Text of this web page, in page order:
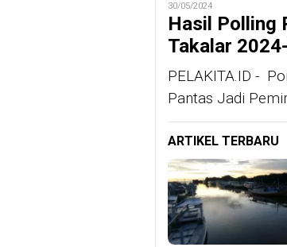
30/05/2024
Hasil Polling
Takalar
PELAKITA.ID -
Pantas Jadi
ARTIKEL TERBARU